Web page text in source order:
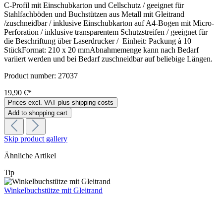
C-Profil mit Einschubkarton und Cellschutz / geeignet für
Stahlfachböden und Buchstützen aus Metall mit Gleitrand
/zuschneidbar / inklusive Einschubkarton auf A4-Bogen mit Micro-
Perforation / inklusive transparentem Schutzstreifen / geeignet für
die Beschriftung über Laserdrucker / Einheit: Packung à 10
StückFormat: 210 x 20 mmAbnahmemenge kann nach Bedarf
variiert werden und bei Bedarf zuschneidbar auf beliebige Längen.
Product number: 27037
19,90 €*
Prices excl. VAT plus shipping costs
Add to shopping cart
Skip product gallery
Ähnliche Artikel
Tip
Winkelbuchstütze mit Gleitrand